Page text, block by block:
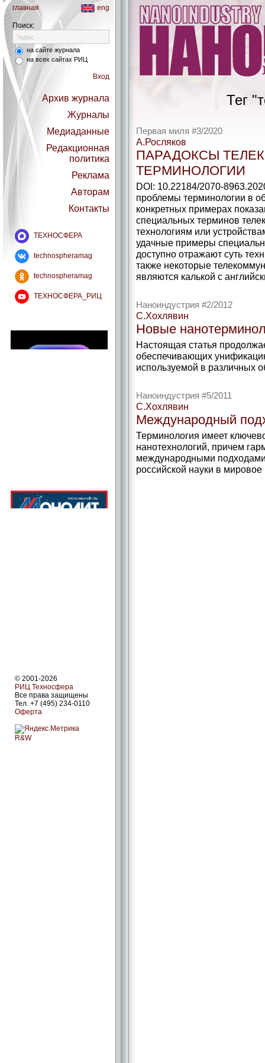
главная eng
Поиск:
на сайте журнала
на всех сайтах РИЦ
Вход
Архив журнала
Журналы
Медиаданные
Редакционная
политика
Реклама
Авторам
Контакты
ТЕХНОСФЕРА
technospheramag
technospheramag
ТЕХНОСФЕРА_РИЦ
© 2001-2026
РИЦ Техносфера
Все права защищены
Тел. +7 (495) 234-0110
Оферта
R&W
Тег
Первая миля #3/2020
А.Росляков
ПАРАДОКСЫ
ТЕРМИНОЛОГИИ
DOI: 10.22184/2070-
проблемы терминологии в
конкретных примерах
специальных терминов
технологиям или
удачные примеры
доступно отражают суть
также некоторые
являются калькой с
Наноиндустрия #2/2012
С.Хохлявин
Новые
Настоящая статья
обеспечивающих
используемой в различных
Наноиндустрия #5/2011
С.Хохлявин
Международный
Терминология имеет
нанотехнологий, причем
международными подходами
российской науки в мировое